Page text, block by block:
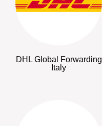
DHL Global Forwarding
Italy